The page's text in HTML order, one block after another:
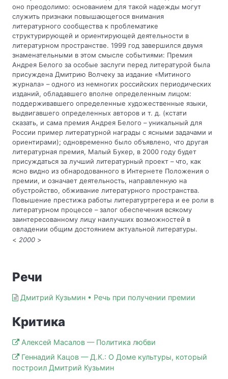
оно преодолимо: основанием для такой надежды могут
служить признаки повышающегося внимания
литературного сообщества к проблематике
структурирующей и ориентирующей деятельности в
литературном пространстве. 1999 год завершился двумя
знаменательными в этом смысле событиями: Премия
Андрея Белого за особые заслуги перед литературой была
присуждена Дмитрию Волчеку за издание «Митиного
журнала» – одного из немногих российских периодических
изданий, обладавшего вполне определенным лицом:
поддерживавшего определенные художественные языки,
выдвигавшего определенных авторов и т. д. (кстати
сказать, и сама премия Андрея Белого – уникальный для
России пример литературной награды с ясными задачами и
ориентирами); одновременно было объявлено, что другая
литературная премия, Малый Букер, в 2000 году будет
присуждаться за лучший литературный проект – что, как
ясно видно из обнародованного в Интернете Положения о
премии, и означает деятельность, направленную на
обустройство, обживание литературного пространства.
Повышение престижа работы литературтрегера и ее роли в
литературном процессе – залог обеспечения всякому
заинтересованному лицу наилучших возможностей в
овладении общим достоянием актуальной литературы.
< 2000 >
Речи
Дмитрий Кузьмин • Речь при получении премии
Критика
Алексей Масалов — Политика любви
Геннадий Кацов — Д.К.: О Доме культуры, который
построил Дмитрий Кузьмин